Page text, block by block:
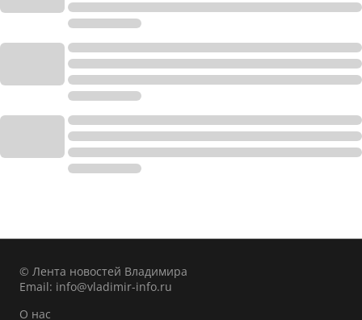
© Лента новостей Владимира
Email: info@vladimir-info.ru
О нас